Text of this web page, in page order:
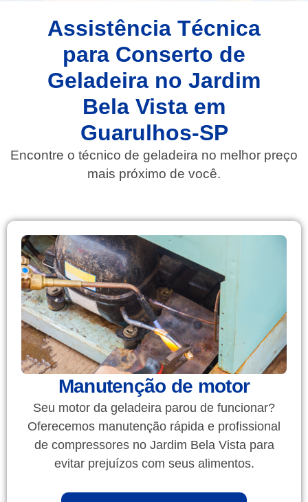
Assistência Técnica
para Conserto de
Geladeira no Jardim
Bela Vista em
Guarulhos-SP
Encontre o técnico de geladeira no melhor preço
mais próximo de você.
Manutenção de motor
Seu motor da geladeira parou de funcionar?
Oferecemos manutenção rápida e profissional
de compressores no Jardim Bela Vista para
evitar prejuízos com seus alimentos.